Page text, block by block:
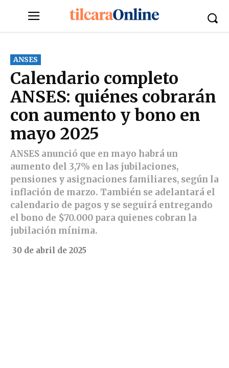
ANSES
Calendario completo
ANSES: quiénes cobrarán
con aumento y bono en
mayo 2025
ANSES anunció que en mayo habrá un
aumento del 3,7% en las jubilaciones,
pensiones y asignaciones familiares, según la
inflación de marzo. También se adelantará el
calendario de pagos y se seguirá entregando
el bono de $70.000 para quienes cobran la
jubilación mínima.
30 de abril de 2025